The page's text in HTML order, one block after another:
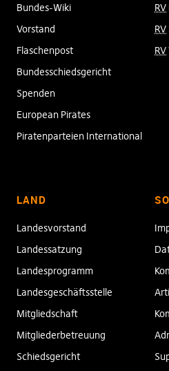
Bundes-Wiki
Vorstand
Flaschenpost
Bundesschiedsgericht
Spenden
European Pirates
Piratenparteien International
RV
RV
RV
LAND
Landesvorstand
Landessatzung
Landesprogramm
Landesgeschäftsstelle
Mitgliedschaft
Mitgliederbetreuung
Schiedsgericht